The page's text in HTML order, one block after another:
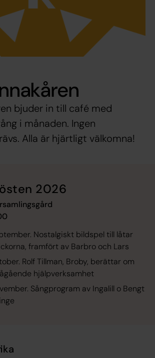
bjuder in till café med
i månaden. Ingen
Alla är hjärtligt välkomna!
2026
Nostalgiskt bildspel till låtar
framfört av Barbro och Lars
Rolf Tillman, Broby, berättar om
hjälpverksamhet
Sångprogram av Ingalill o Bengt